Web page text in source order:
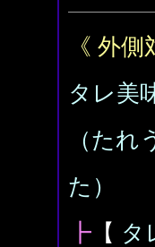
《 外側
タレ美
（た
た）
┣ 【 タ